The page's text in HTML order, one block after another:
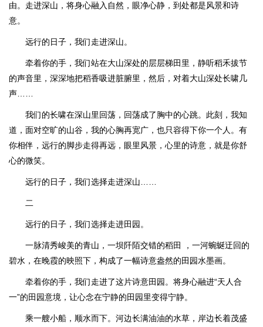
由。走进深山，将身心融入自然，眼净心静，到处都是风景和诗
意。
远行的日子，我们走进深山。
牵着你的手，我们站在大山深处的层层梯田里，静听稻禾拔节
的声音里，深深地把稻香吸进脏腑里，然后，对着大山深处长啸几
声……
我们的长啸在深山里回荡，回荡成了胸中的心跳。此刻，我知
道，面对空旷的山谷，我的心胸再宽广，也只容得下你一个人。有
你相伴，远行的脚步走得再远，眼里风景，心里的诗意，就是你舒
心的微笑。
远行的日子，我们选择走进深山……
二
远行的日子，我们选择走进田园。
一脉清秀峻美的青山，一坝阡陌交错的稻田 ，一河蜿蜒迂回的
碧水，在晚霞的映照下，构成了一幅诗意盎然的田园水墨画。
牵着你的手，我们走进了这片诗意田园。将身心融进“天人合
一”的田园意境，让心念在宁静的田园里变得宁静。
乘一艘小船，顺水而下。河边长满油油的水草，岸边长着茂盛